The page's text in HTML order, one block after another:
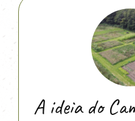
A ideia do